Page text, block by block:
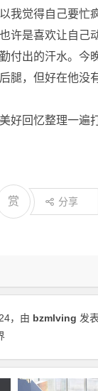
我觉得自己要忙
许是喜欢让自己
付出的汗水。今
，但好在他没
好回忆整理一遍
赏 分享
，由 bzmlving 发